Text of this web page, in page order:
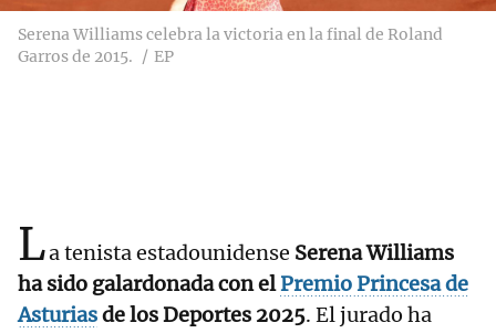
Serena Williams celebra la victoria en la final de Roland
Garros de 2015.
EP
La tenista estadounidense Serena Williams
ha sido galardonada con elPremio Princesa de
Asturiasde los Deportes 2025. El jurado ha